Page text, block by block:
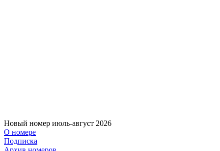
Новый номер июль-август 2026
О номере
Подписка